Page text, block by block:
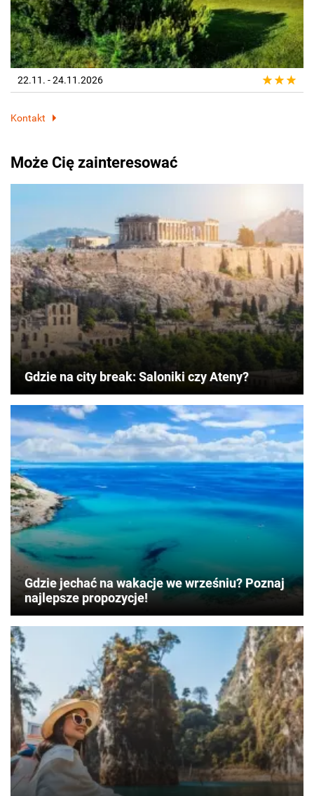
22.11. - 24.11.2026
Kontakt
Może Cię zainteresować
Gdzie na city break: Saloniki czy Ateny?
Gdzie jechać na wakacje we wrześniu? Poznaj
najlepsze propozycje!